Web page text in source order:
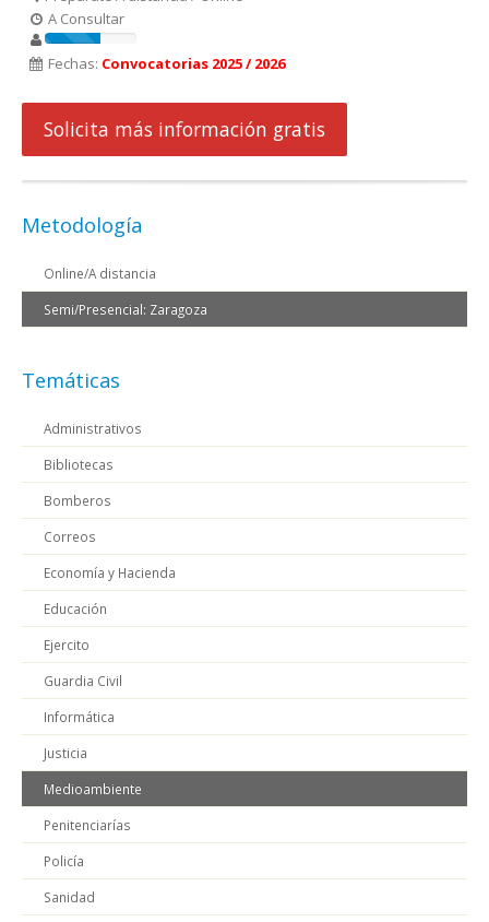
A Consultar
Fechas: Convocatorias 2025 / 2026
Solicita más información gratis
Metodología
Online/A distancia
Semi/Presencial: Zaragoza
Temáticas
Administrativos
Bibliotecas
Bomberos
Correos
Economía y Hacienda
Educación
Ejercito
Guardia Civil
Informática
Justicia
Medioambiente
Penitenciarías
Policía
Sanidad